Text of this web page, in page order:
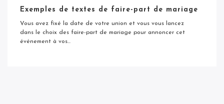
Exemples de textes de faire-part de mariage
Vous avez fixé la date de votre union et vous vous lancez
dans le choix des faire-part de mariage pour annoncer cet
événement à vos...